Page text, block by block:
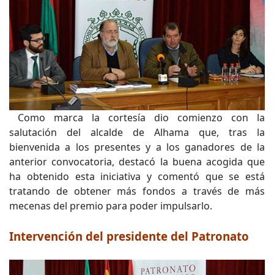
Como marca la cortesía dio comienzo con la
salutación del alcalde de Alhama que, tras la
bienvenida a los presentes y a los ganadores de la
anterior convocatoria, destacó la buena acogida que
ha obtenido esta iniciativa y comentó que se está
tratando de obtener más fondos a través de más
mecenas del premio para poder impulsarlo.
Intervención del presidente del Patronato